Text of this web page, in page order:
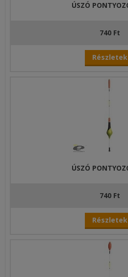
ÚSZÓ
740 Ft
Részletek
ÚSZÓ
740 Ft
Részletek